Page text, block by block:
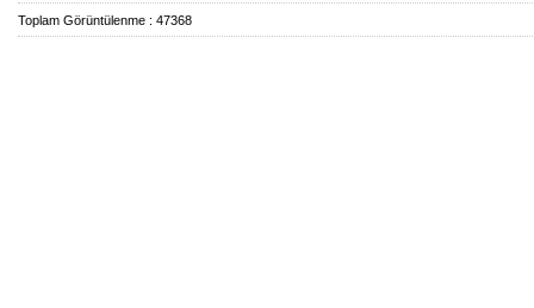
Toplam Görüntülenme : 47368